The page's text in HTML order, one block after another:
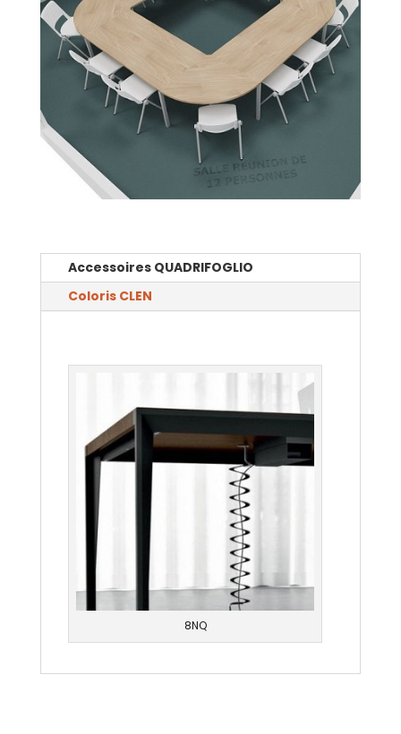
Accessoires QUADRIFOGLIO
Coloris CLEN
8NQ